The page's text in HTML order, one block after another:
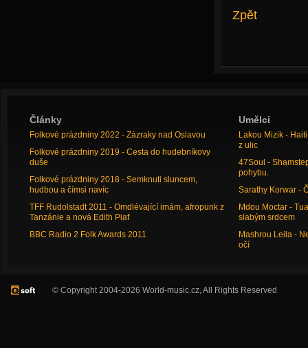
Zpět
Články
Folkové prázdniny 2022 - Zázraky nad Oslavou
Folkové prázdniny 2019 - Cesta do hudebníkovy
duše
Folkové prázdniny 2018 - Semknuti sluncem,
hudbou a čímsi navíc
TFF Rudolstadt 2011 - Omdlévající imám, afropunk z
Tanzánie a nová Edith Piaf
BBC Radio 2 Folk Awards 2011
Umělci
Lakou Mizik -
z ulic
47Soul -
pohybu.
Sarathy Korwar -
Mdou Moctar -
slabým srdcem
Mashrou Leila -
očí
© Copyright 2004-2026 World-music.cz, All Rights Reserved